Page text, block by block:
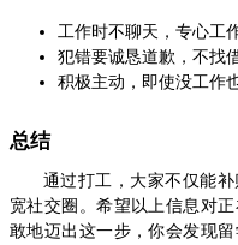
工作时不聊天，专心工
犯错要诚恳道歉，不找
积极主动，即使没工作
总结
通过打工，大家不仅能
宽社交圈。希望以上信息对
敢地迈出这一步，你会发现